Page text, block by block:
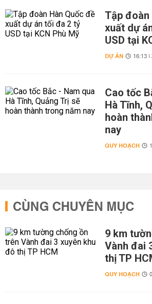
Tập đoàn
xuất dự
USD tại
DỰ ÁN 16:13
Cao tốc
Hà Tĩnh,
hoàn
nay
QUY HOẠCH
CÙNG CHUYÊN MỤC
9 km
Vành đai
thị TP
QUY HOẠCH